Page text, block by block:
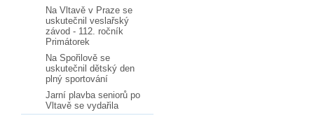
Na Vltavě v Praze se
uskutečnil veslařský
závod - 112. ročník
Primátorek
Na Spořilově se
uskutečnil dětský den
plný sportování
Jarní plavba seniorů po
Vltavě se vydařila